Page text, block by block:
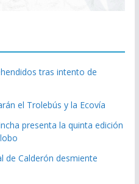
tras intento de
el Trolebús y la Ecovía
presenta la quinta edición
de Calderón desmiente